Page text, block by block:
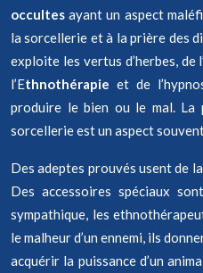
occultes ayant un aspect
la sorcellerie et à la prière des
exploite les vertus d’herbes, de
l’Ethnothérapie et de
produire le bien ou le mal. La
sorcellerie est un aspect
Des adeptes prouvés usent de
Des accessoires spéciaux
sympathique, les
le malheur d’un ennemi, ils
acquérir la puissance d’un